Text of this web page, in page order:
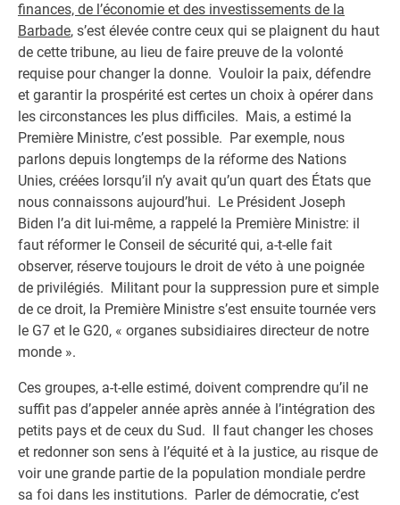
finances, de l’économie et des investissements de la
Barbade, s’est élevée contre ceux qui se plaignent du haut
de cette tribune, au lieu de faire preuve de la volonté
requise pour changer la donne. Vouloir la paix, défendre
et garantir la prospérité est certes un choix à opérer dans
les circonstances les plus difficiles. Mais, a estimé la
Première Ministre, c’est possible. Par exemple, nous
parlons depuis longtemps de la réforme des Nations
Unies, créées lorsqu’il n’y avait qu’un quart des États que
nous connaissons aujourd’hui. Le Président Joseph
Biden l’a dit lui-même, a rappelé la Première Ministre: il
faut réformer le Conseil de sécurité qui, a-t-elle fait
observer, réserve toujours le droit de véto à une poignée
de privilégiés. Militant pour la suppression pure et simple
de ce droit, la Première Ministre s’est ensuite tournée vers
le G7 et le G20, « organes subsidiaires directeur de notre
monde ».
Ces groupes, a-t-elle estimé, doivent comprendre qu’il ne
suffit pas d’appeler année après année à l’intégration des
petits pays et de ceux du Sud. Il faut changer les choses
et redonner son sens à l’équité et à la justice, au risque de
voir une grande partie de la population mondiale perdre
sa foi dans les institutions. Parler de démocratie, c’est